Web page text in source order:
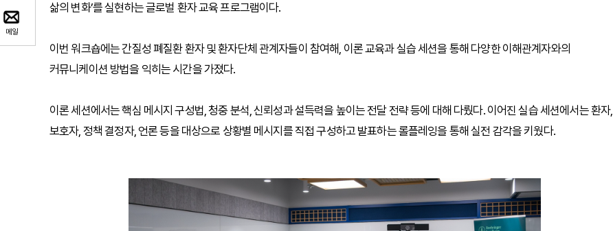
메일
삶의 변화’를 실현하는 글로벌 환자 교육 프로그램이다.
이번 워크숍에는 간질성 폐질환 환자 및 환자단체 관계자들이 참여해, 이론 교육과 실습 세션을 통해 다양한 이해관계자와의
커뮤니케이션 방법을 익히는 시간을 가졌다.
이론 세션에서는 핵심 메시지 구성법, 청중 분석, 신뢰성과 설득력을 높이는 전달 전략 등에 대해 다뤘다. 이어진 실습 세션에서는 환자,
보호자, 정책 결정자, 언론 등을 대상으로 상황별 메시지를 직접 구성하고 발표하는 롤플레잉을 통해 실전 감각을 키웠다.